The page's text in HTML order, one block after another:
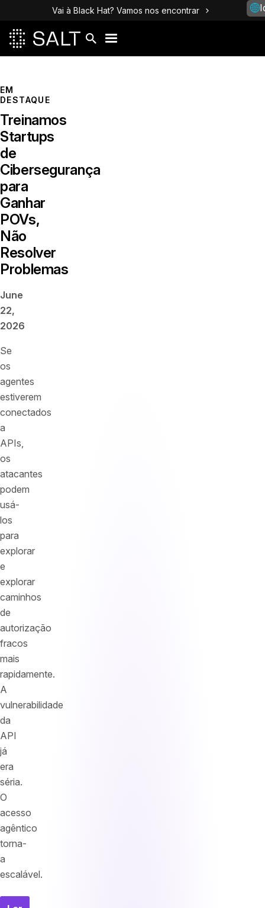
Vai à Black Hat? Vamos nos encontrar
EM
DESTAQUE
Treinamos
Startups
de
Cibersegurança
para
Ganhar
POVs,
Não
Resolver
Problemas
June
22,
2026
Se
os
agentes
estiverem
conectados
a
APIs,
os
atacantes
podem
usá-
los
para
explorar
e
explorar
caminhos
de
autorização
fracos
mais
rapidamente.
A
vulnerabilidade
da
API
já
era
séria.
O
acesso
agêntico
torna-
a
escalável.